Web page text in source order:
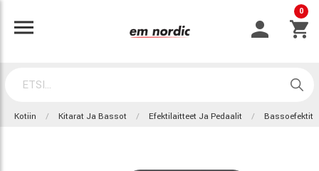
0
Kotiin Kitarat Ja Bassot Efektilaitteet Ja Pedaalit Bassoefektit